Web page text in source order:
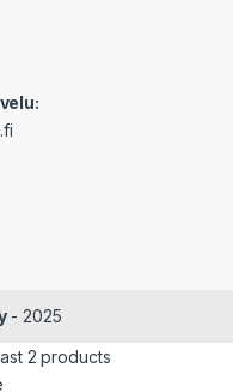
- 2025
2 products